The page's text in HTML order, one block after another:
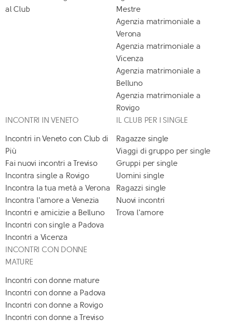
al Club
Mestre
Agenzia matrimoniale a
Verona
Agenzia matrimoniale a
Vicenza
Agenzia matrimoniale a
Belluno
Agenzia matrimoniale a
Rovigo
INCONTRI IN VENETO
Incontri in Veneto con Club di
Più
Fai nuovi incontri a Treviso
Incontra single a Rovigo
Incontra la tua metà a Verona
Incontra l'amore a Venezia
Incontri e amicizie a Belluno
Incontri con single a Padova
Incontri a Vicenza
IL CLUB PER I SINGLE
Ragazze single
Viaggi di gruppo per single
Gruppi per single
Uomini single
Ragazzi single
Nuovi incontri
Trova l'amore
INCONTRI CON DONNE
MATURE
Incontri con donne mature
Incontri con donne a Padova
Incontri con donne a Rovigo
Incontri con donne a Treviso